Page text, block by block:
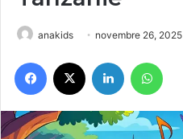
anakids novembre 26, 2025
Facebook Linkedin